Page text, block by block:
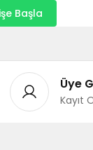
Başla
Üye
Kayıt